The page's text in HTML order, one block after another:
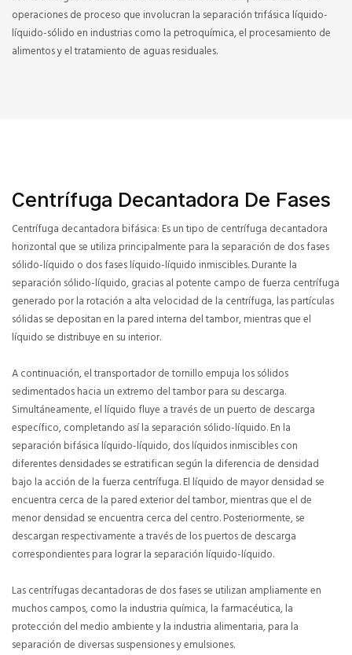
operaciones de proceso que involucran la separación trifásica líquido-
líquido-sólido en industrias como la petroquímica, el procesamiento de
alimentos y el tratamiento de aguas residuales.
Centrífuga Decantadora De Fases
Centrífuga decantadora bifásica: Es un tipo de centrífuga decantadora
horizontal que se utiliza principalmente para la separación de dos fases
sólido-líquido o dos fases líquido-líquido inmiscibles. Durante la
separación sólido-líquido, gracias al potente campo de fuerza centrífuga
generado por la rotación a alta velocidad de la centrífuga, las partículas
sólidas se depositan en la pared interna del tambor, mientras que el
líquido se distribuye en su interior.
A continuación, el transportador de tornillo empuja los sólidos
sedimentados hacia un extremo del tambor para su descarga.
Simultáneamente, el líquido fluye a través de un puerto de descarga
específico, completando así la separación sólido-líquido. En la
separación bifásica líquido-líquido, dos líquidos inmiscibles con
diferentes densidades se estratifican según la diferencia de densidad
bajo la acción de la fuerza centrífuga. El líquido de mayor densidad se
encuentra cerca de la pared exterior del tambor, mientras que el de
menor densidad se encuentra cerca del centro. Posteriormente, se
descargan respectivamente a través de los puertos de descarga
correspondientes para lograr la separación líquido-líquido.
Las centrífugas decantadoras de dos fases se utilizan ampliamente en
muchos campos, como la industria química, la farmacéutica, la
protección del medio ambiente y la industria alimentaria, para la
separación de diversas suspensiones y emulsiones.